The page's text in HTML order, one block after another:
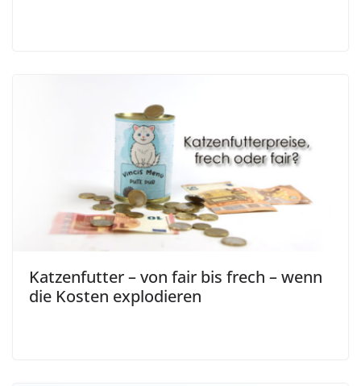
Katzenfutter – von fair bis frech – wenn
die Kosten explodieren